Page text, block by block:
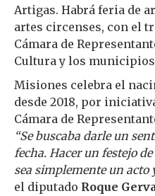
Artigas. Habrá feria de
artes circenses, con el
Cámara de
Cultura y los
Misiones celebra el
desde 2018, por
Cámara de
“Se buscaba darle un
fecha. Hacer un festejo
sea simplemente un acto
el diputado Roque